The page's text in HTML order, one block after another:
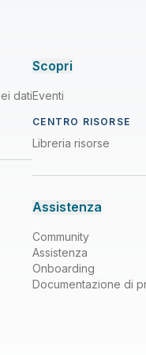
dati
Scopri
Eventi
CENTRO RISORSE
Libreria risorse
Assistenza
Community
Assistenza
Onboarding
Documentazione di